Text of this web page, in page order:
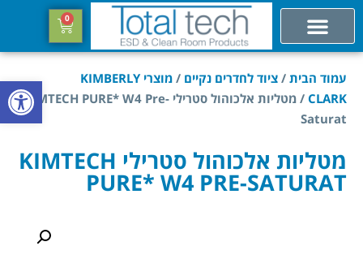
פתח
0
עמוד הבית / ציוד לחדרים נקיים /
מוצרי KIMBERLY
CLARK
/ מטליות אלכוהול סטרילי KIMTECH PURE* W4 Pre-
Saturat
מטליות אלכוהול סטרילי KIMTECH
PURE* W4 PRE-SATURAT